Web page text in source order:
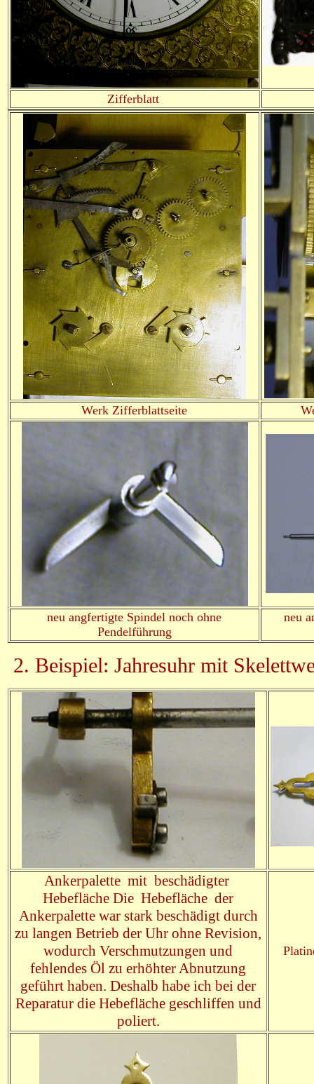
Zifferblatt
Werk Zifferblattseite
neu angfertigte Spindel noch ohne
Pendelführung
neu
2. Beispiel: Jahresuhr mit
Ankerpalette mit beschädigter
Hebefläche Die Hebefläche der
Ankerpalette war stark beschädigt durch
zu langen Betrieb der Uhr ohne Revision,
wodurch Verschmutzungen und
fehlendes Öl zu erhöhter Abnutzung
geführt haben. Deshalb habe ich bei der
Reparatur die Hebefläche geschliffen und
poliert.